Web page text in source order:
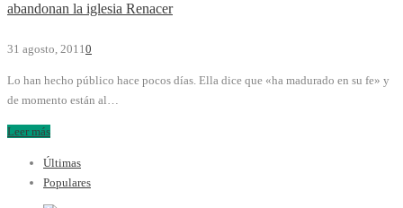
abandonan la iglesia Renacer
31 agosto, 2011 0
Lo han hecho público hace pocos días. Ella dice que «ha madurado en su fe» y
de momento están al…
Leer más
Últimas
Populares